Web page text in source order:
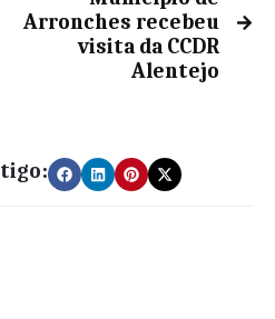
Arronches recebeu
visita da CCDR
Alentejo